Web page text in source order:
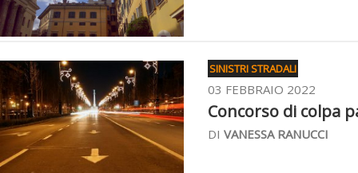
SINISTRI STRADALI
03 FEBBRAIO 2022
Concorso di colpa
DI VANESSA RANUCCI